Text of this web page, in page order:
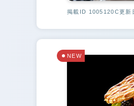
掲載ID 1005120C更新
NEW